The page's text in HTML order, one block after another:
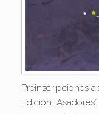
Preinscripciones
Edición “Asadores”